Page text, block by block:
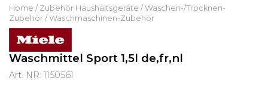
Home / Zubehör Haushaltsgeräte / Waschen-/Trocknen-
Zubehör / Waschmaschinen-Zubehör
Waschmittel Sport 1,5l de,fr,nl
Art. NR: 1150561